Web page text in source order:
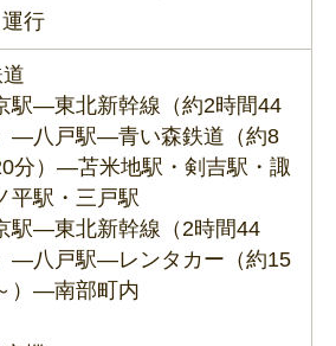
行
駅―東北新幹線（約2時間44
―八戸駅―青い森鉄道（約8
分）―苫米地駅・剣吉駅・諏
平駅・三戸駅
駅―東北新幹線（2時間44
―八戸駅―レンタカー（約15
）―南部町内